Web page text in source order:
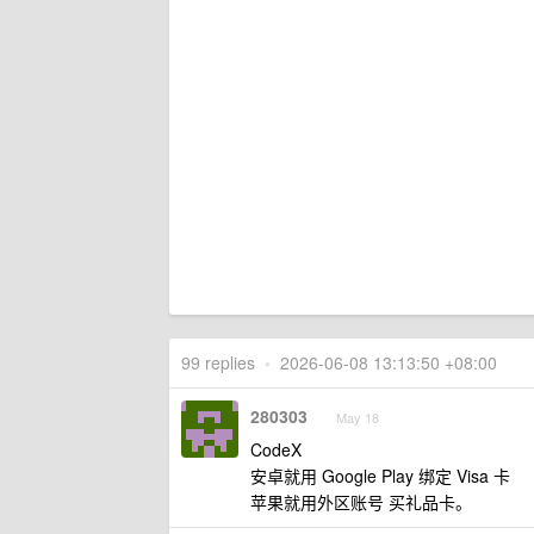
99 replies • 2026-06-08 13:13:50 +08:00
280303 May 18
CodeX
安卓就用 Google Play 绑定 Visa 卡
苹果就用外区账号 买礼品卡。